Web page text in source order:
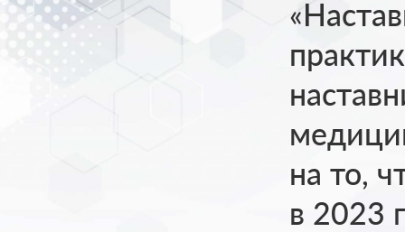
на то,
в 2023